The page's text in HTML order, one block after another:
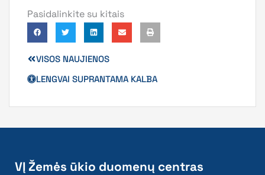
Pasidalinkite su kitais
VISOS NAUJIENOS
LENGVAI SUPRANTAMA KALBA
VĮ Žemės ūkio duomenų centras